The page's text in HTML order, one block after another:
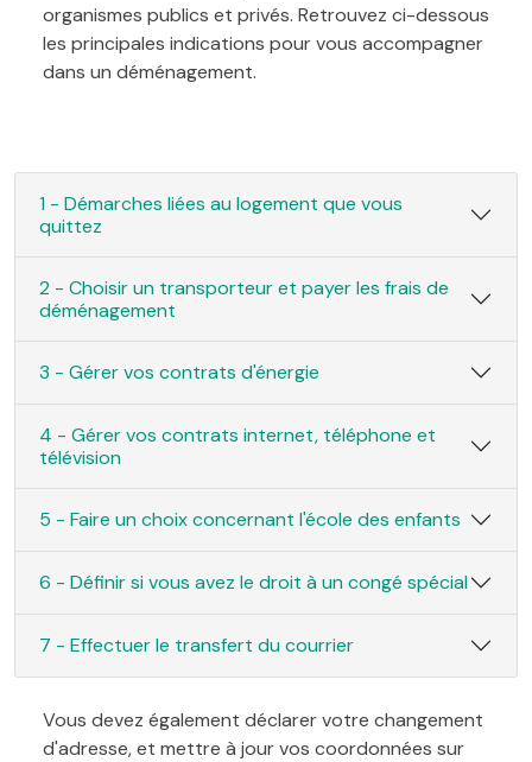
organismes publics et privés. Retrouvez ci-dessous
les principales indications pour vous accompagner
dans un déménagement.
1 - Démarches liées au logement que vous
quittez
2 - Choisir un transporteur et payer les frais de
déménagement
3 - Gérer vos contrats d'énergie
4 - Gérer vos contrats internet, téléphone et
télévision
5 - Faire un choix concernant l'école des enfants
6 - Définir si vous avez le droit à un congé spécial
7 - Effectuer le transfert du courrier
Vous devez également déclarer votre changement
d'adresse, et mettre à jour vos coordonnées sur